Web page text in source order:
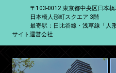
〒103-0012 東京都中央区日本橋
日本橋人形町スクエア 3階
最寄駅：日比谷線・浅草線「人
サイト運営会社